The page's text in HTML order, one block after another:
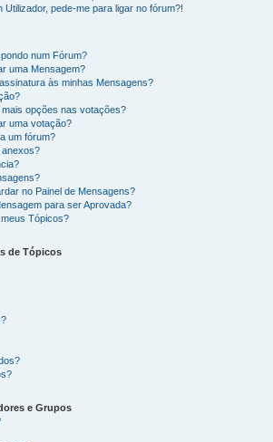
Utilizador, pede-me para ligar no fórum?!
num Fórum?
uma Mensagem?
às minhas Mensagens?
opções nas votações?
uma votação?
um fórum?
anexos?
no Painel de Mensagens?
para ser Aprovada?
Tópicos?
de Tópicos
e Grupos